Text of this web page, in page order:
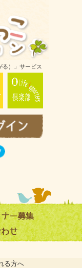
る）」サービス
る方へ